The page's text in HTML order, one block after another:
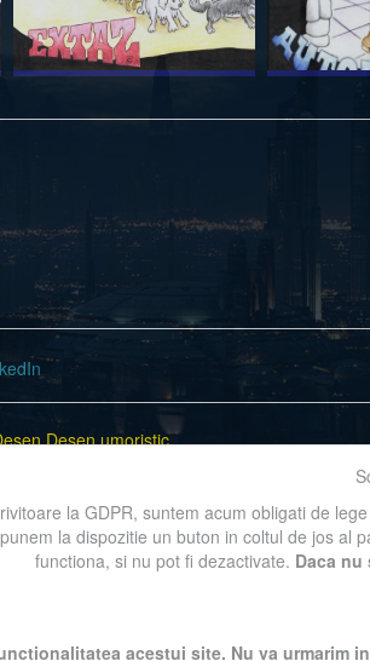
Desen umoristic
la GDPR, suntem acum obligati de
la dispozitie un buton in coltul de jos
functiona, si nu pot fi dezactivate. Daca
acestui site. Nu va urmarim